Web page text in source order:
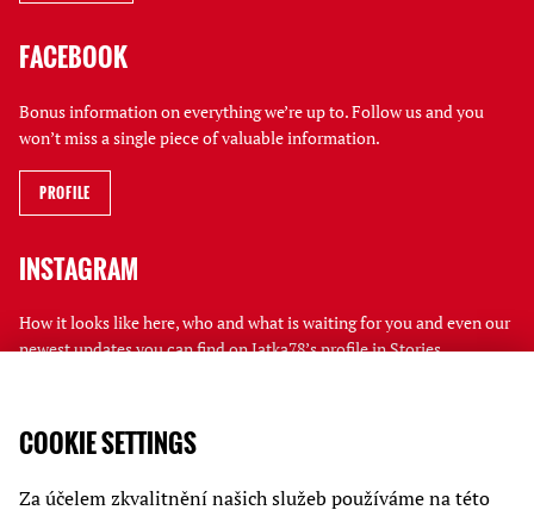
FACEBOOK
Bonus information on everything we’re up to. Follow us and you
won’t miss a single piece of valuable information.
PROFILE
INSTAGRAM
How it looks like here, who and what is waiting for you and even our
newest updates you can find on Jatka78’s profile in Stories.
COOKIE SETTINGS
Za účelem zkvalitnění našich služeb používáme na této